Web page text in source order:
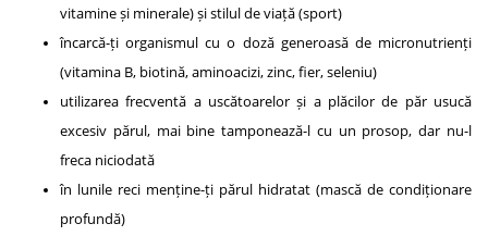
vitamine și minerale) și stilul de viață (sport)
încarcă-ți organismul cu o doză generoasă de micronutrienți
(vitamina B, biotină, aminoacizi, zinc, fier, seleniu)
utilizarea frecventă a uscătoarelor și a plăcilor de păr usucă
excesiv părul, mai bine tamponează-l cu un prosop, dar nu-l
freca niciodată
în lunile reci menține-ți părul hidratat (mască de condiționare
profundă)